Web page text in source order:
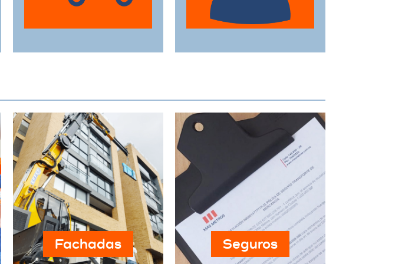
necesidades
Fachadas Seguros